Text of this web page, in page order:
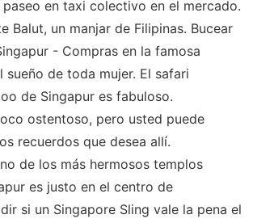
paseo en taxi colectivo en el mercado.
Balut, un manjar de Filipinas. Bucear
- Compras en la famosa
sueño de toda mujer. El safari
de Singapur es fabuloso.
ostentoso, pero usted puede
recuerdos que desea allí.
de los más hermosos templos
es justo en el centro de
si un Singapore Sling vale la pena el